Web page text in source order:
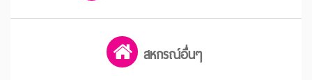
สหกรณ์อื่นๆ